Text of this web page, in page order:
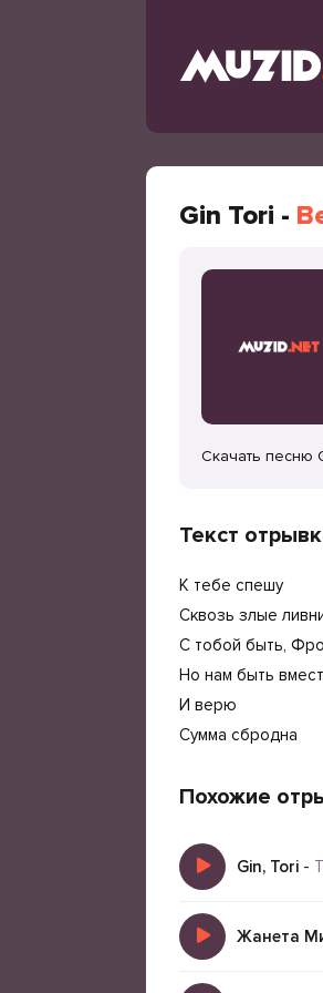
Gin Tori -
Скачать песню
Текст
К тебе спешу
Сквозь злые
С тобой быть,
Но нам быть
И верю
Сумма сбродна
Похожие
Gin, Tori -
Жанета